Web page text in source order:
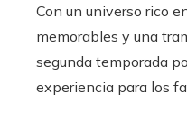
Con un universo rico
memorables y una
segunda temporada
experiencia para los